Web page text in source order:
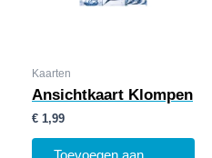
Kaarten
Ansichtkaart Klompen
€ 1,99